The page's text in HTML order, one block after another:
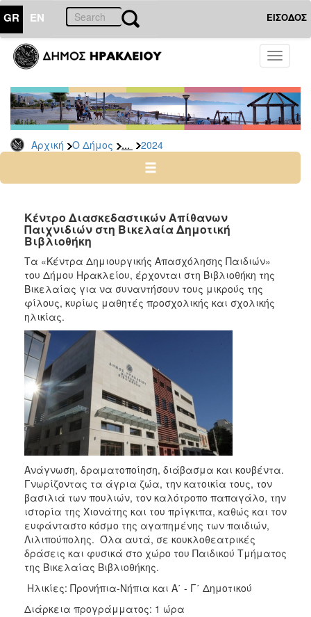
GR EN ΕΙΣΟΔΟΣ
Toggle
Αρχική Ο Δήμος ... 2024
ΔΗΜΟΣ
Δελτία
Τύπου
Αρχείο
2026
2024
2022
2021
2020
2019
2018
2017
2016
2015
2013
2012
2011
2010
2006
ΤΟΠΟΣ
Κέντρο Διασκεδαστικών Απίθανων
Παιχνιδιών στη Βικελαία Δημοτική
Βιβλιοθήκη
Τα «Κέντρα Δημιουργικής Απασχόλησης Παιδιών»
του Δήμου Ηρακλείου, έρχονται στη Βιβλιοθήκη της
Βικελαίας για να συναντήσουν τους μικρούς της
φίλους, κυρίως μαθητές προσχολικής και σχολικής
ηλικίας.
Ανάγνωση, δραματοποίηση, διάβασμα και κουβέντα.
Γνωρίζοντας τα άγρια ζώα, την κατοικία τους, τον
βασιλιά των πουλιών, τον καλότροπο παπαγάλο, την
ιστορία της Χιονάτης και του πρίγκιπα, καθώς και τον
ευφάνταστο κόσμο της αγαπημένης των παιδιών,
Λιλιπούπολης. Όλα αυτά, σε κουκλοθεατρικές
δράσεις και φυσικά στο χώρο του Παιδικού Τμήματος
της Βικελαίας Βιβλιοθήκης.
Ηλικίες: Προνήπια-Νήπια και Α΄ - Γ΄ Δημοτικού
Διάρκεια προγράμματος: 1 ώρα